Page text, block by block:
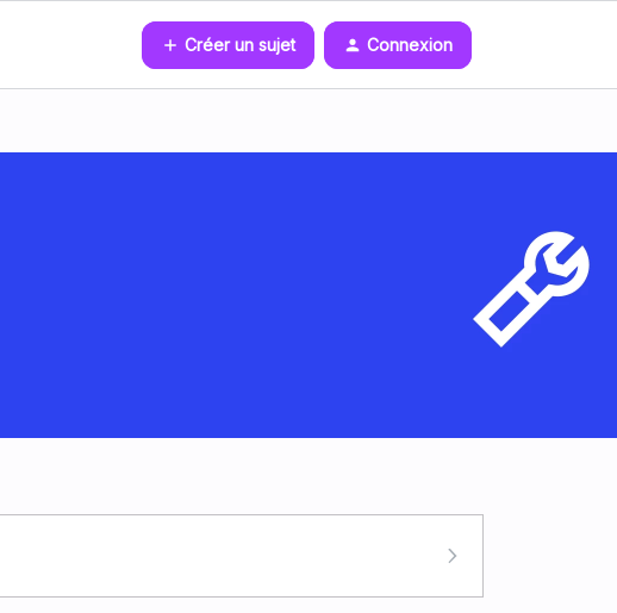
Créer un sujet Connexion